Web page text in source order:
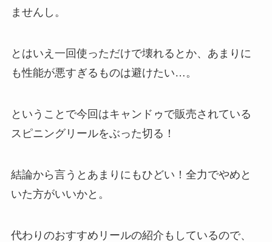
ませんし。
とはいえ一回使っただけで壊れるとか、あまりに
も性能が悪すぎるものは避けたい…。
ということで今回はキャンドゥで販売されている
スピニングリールをぶった切る！
結論から言うとあまりにもひどい！全力でやめと
いた方がいいかと。
代わりのおすすめリールの紹介もしているので、